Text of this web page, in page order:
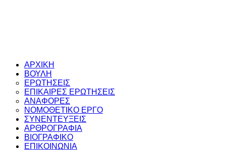
ΑΡΧΙΚΗ
ΒΟΥΛΗ
ΕΡΩΤΗΣΕΙΣ
ΕΠΙΚΑΙΡΕΣ ΕΡΩΤΗΣΕΙΣ
ΑΝΑΦΟΡΕΣ
ΝΟΜΟΘΕΤΙΚΟ ΕΡΓΟ
ΣΥΝΕΝΤΕΥΞΕΙΣ
ΑΡΘΡΟΓΡΑΦΙΑ
ΒΙΟΓΡΑΦΙΚΟ
ΕΠΙΚΟΙΝΩΝΙΑ